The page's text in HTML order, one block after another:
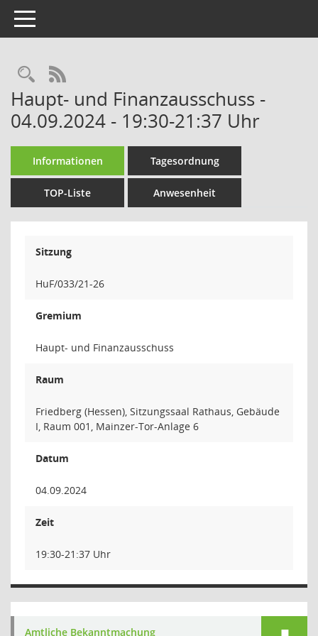
Toggle navigation
Rechercheauswahl
RSS-Feed
Haupt- und Finanzausschuss -
04.09.2024 - 19:30-21:37 Uhr
Informationen Tagesordnung
TOP-Liste Anwesenheit
Sitzung
HuF/033/21-26
Gremium
Haupt- und Finanzausschuss
Raum
Friedberg (Hessen), Sitzungssaal Rathaus, Gebäude
I, Raum 001, Mainzer-Tor-Anlage 6
Datum
04.09.2024
Zeit
19:30-21:37 Uhr
Amtliche Bekanntmachung